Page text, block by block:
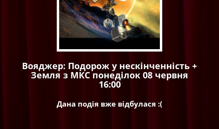
Вояджер: Подорож у нескінченність +
Земля з МКС понеділок 08 червня
16:00
Дана подія вже відбулася :(